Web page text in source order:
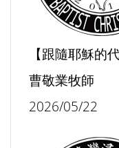
【跟隨耶穌的
曹敬業牧師
2026/05/22